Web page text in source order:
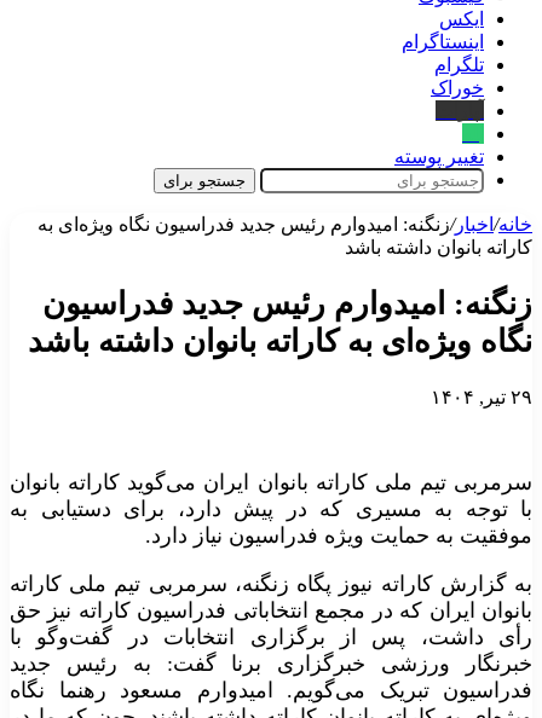
ایکس
اینستاگرام
تلگرام
خوراک
تغییر پوسته
جستجو برای
خانه/ اخبار/زنگنه: امیدوارم رئیس جدید فدراسیون نگاه ویژه‌ای به
کاراته بانوان داشته باشد
زنگنه: امیدوارم رئیس جدید فدراسیون
نگاه ویژه‌ای به کاراته بانوان داشته باشد
۲۹ تیر, ۱۴۰۴
سرمربی تیم ملی کاراته بانوان ایران می‌گوید کاراته بانوان
با توجه به مسیری که در پیش دارد، برای دستیابی به
موفقیت به حمایت ویژه فدراسیون نیاز دارد.
به گزارش کاراته نیوز پگاه زنگنه، سرمربی تیم ملی کاراته
بانوان ایران که در مجمع انتخاباتی فدراسیون کاراته نیز حق
رأی داشت، پس از برگزاری انتخابات در گفت‌وگو با
خبرنگار ورزشی خبرگزاری برنا گفت: به رئیس جدید
فدراسیون تبریک می‌گویم. امیدوارم مسعود رهنما نگاه